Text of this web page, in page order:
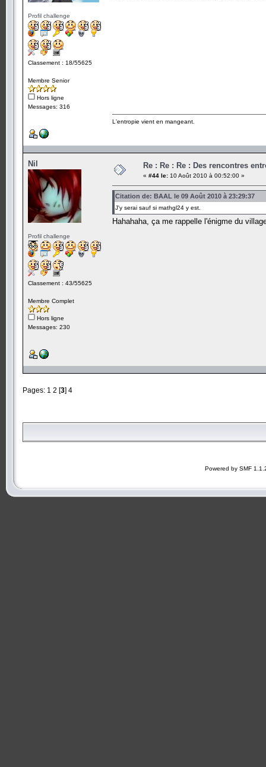
Profil challenge
Classement : 18/55625
Membre Senior
Hors ligne
Messages: 316
L'entropie vient en mangeant.
Nil
Profil challenge
Classement : 43/55625
Membre Complet
Hors ligne
Messages: 230
Re : Re : Re : Des rencontres
« #44 le: 10 Août 2010 à 00:52:00 »
Citation de: BAAL le 09 Août 2010 à 23:29:37
J'y serai sauf si mathgl24 y est.
Hahahaha, ça me rappelle l'énigme du
Pages: 1 2 [3] 4
Powered by SMF